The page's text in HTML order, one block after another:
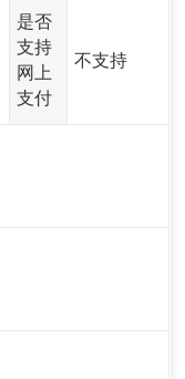
是否
支持
网上
支付
不支持